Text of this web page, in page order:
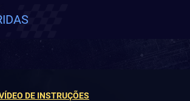
DE INSTRUÇÕES